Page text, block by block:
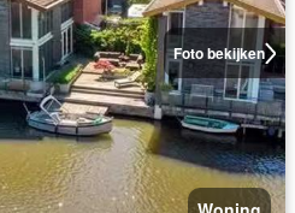
Foto bekijken